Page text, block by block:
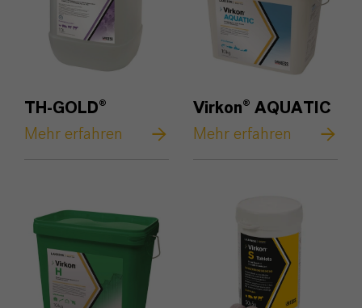
TH-GOLD®
Mehr erfahren
Virkon® AQUATIC
Mehr erfahren